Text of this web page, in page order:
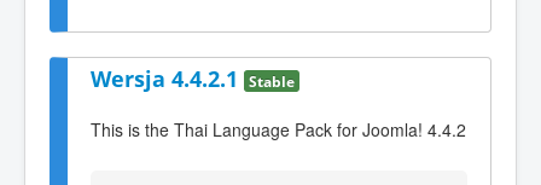
Wersja 4.4.2.1 Stable
This is the Thai Language Pack for Joomla! 4.4.2